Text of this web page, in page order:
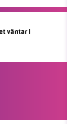
väntar i